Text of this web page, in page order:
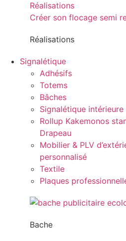
Réalisations
Créer son flocage semi
Réalisations
Signalétique
Adhésifs
Totems
Bâches
Signalétique intérieure
Rollup Kakemonos
Drapeau
Mobilier & PLV
personnalisé
Textile
Plaques
Bache